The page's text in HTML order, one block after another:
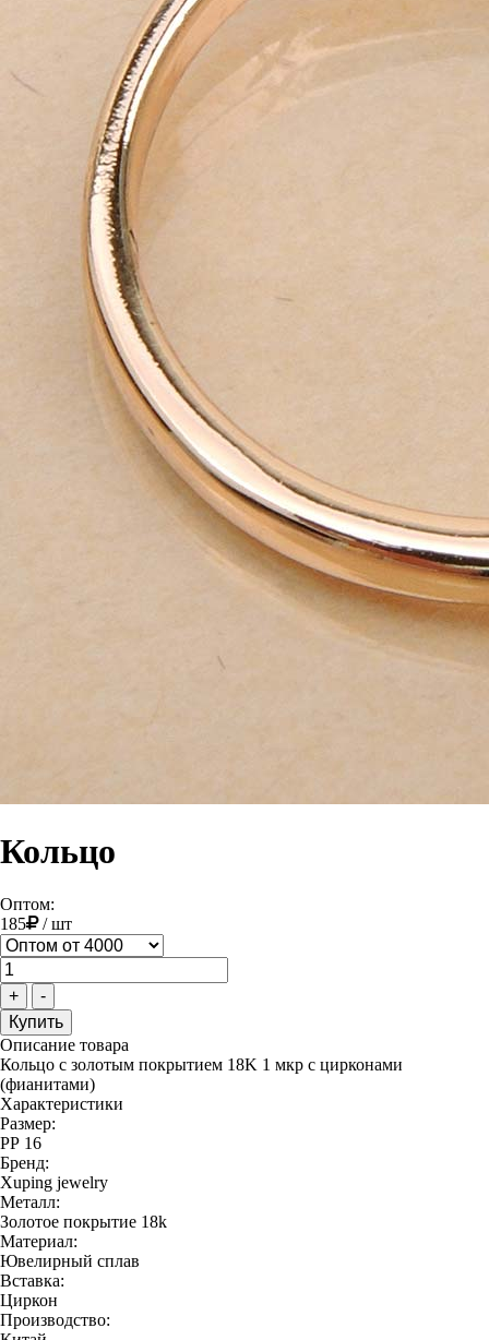
Кольцо
Оптом:
185
/шт
+ -
Описание товара
Кольцо с золотым покрытием 18K 1 мкр с цирконами
(фианитами)
Характеристики
Размер:
РР 16
Бренд:
Xuping jewelry
Металл:
Золотое покрытие 18k
Материал:
Ювелирный сплав
Вставка:
Циркон
Производство: